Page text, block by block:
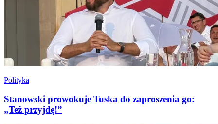
Polityka
Stanowski prowokuje Tuska do zaproszenia go:
„Też przyjdę!”